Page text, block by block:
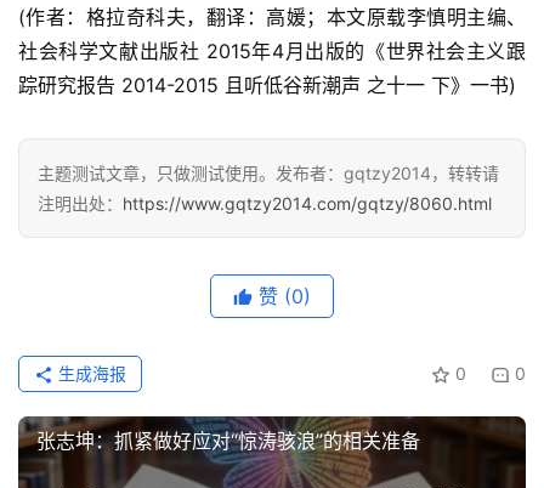
(作者：格拉奇科夫，翻译：高媛；本文原载李慎明主编、
社会科学文献出版社 2015年4月出版的《世界社会主义跟
踪研究报告 2014-2015 且听低谷新潮声 之十一 下》一书)
主题测试文章，只做测试使用。发布者：gqtzy2014，转转请
注明出处： https://www.gqtzy2014.com/gqtzy/8060.html
赞 (0)
0 0
生成海报
张志坤：抓紧做好应对“惊涛骇浪”的相关准备